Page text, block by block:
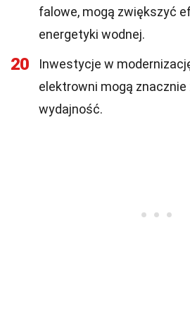
falowe, mogą zwiększyć
energetyki wodnej.
20
Inwestycje w
elektrowni mogą
wydajność.